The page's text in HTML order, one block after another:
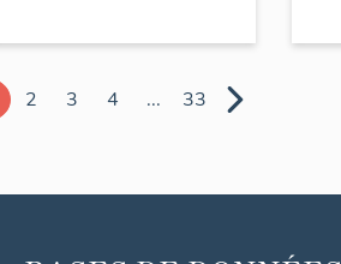
2 3 4 ... 33